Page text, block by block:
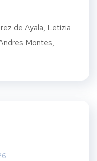
de Ayala, Letizia
Montes,